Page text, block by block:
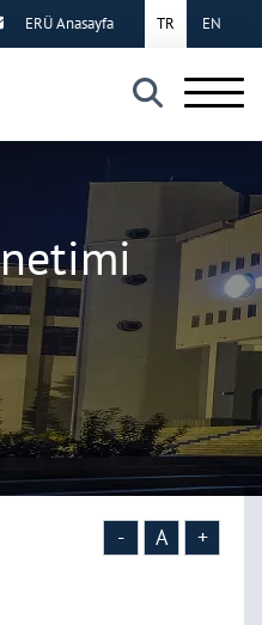
×
TR EN
ERÜ Anasayfa
- A +